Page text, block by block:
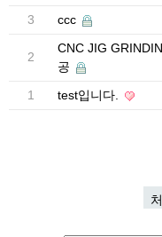
3 ccc
2
CNC JIG
공
1 test입니다.